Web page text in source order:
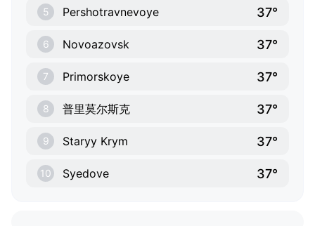
5 Pershotravnevoye 37°
6 Novoazovsk 37°
7 Primorskoye 37°
8 普里莫尔斯克 37°
9 Staryy Krym 37°
10 Syedove 37°